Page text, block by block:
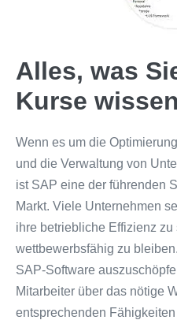
Alles, was
Kurse
Wenn es um die
und die Verwaltung von
ist SAP eine der führenden
Markt. Viele Unternehmen
ihre betriebliche Effizienz zu
wettbewerbsfähig zu
SAP-Software
Mitarbeiter über das nötige
entsprechenden